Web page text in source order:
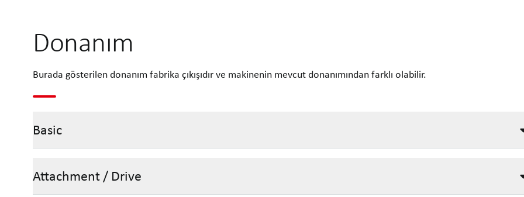
Donanım
Burada gösterilen donanım fabrika çıkışıdır ve makinenin mevcut donanımından farklı olabilir.
Basic
Attachment / Drive